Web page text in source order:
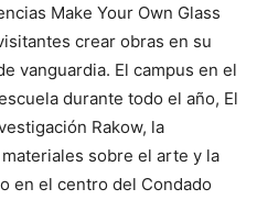
Make Your Own Glass
crear obras en su
vanguardia. El campus en el
durante todo el año, El
Rakow, la
sobre el arte y la
en el centro del Condado